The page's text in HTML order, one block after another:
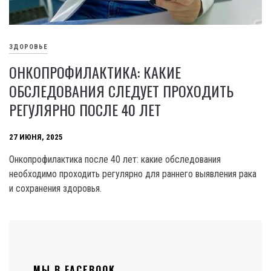
ЗДОРОВЬЕ
ОНКОПРОФИЛАКТИКА: КАКИЕ
ОБСЛЕДОВАНИЯ СЛЕДУЕТ ПРОХОДИТЬ
РЕГУЛЯРНО ПОСЛЕ 40 ЛЕТ
27 ИЮНЯ, 2025
Онкопрофилактика после 40 лет: какие обследования
необходимо проходить регулярно для раннего выявления рака
и сохранения здоровья.